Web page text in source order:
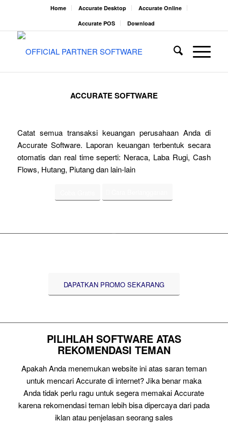
Home Accurate Desktop
Accurate Online
Accurate POS
Download
ACCURATE SOFTWARE
Catat semua transaksi keuangan perusahaan Anda di
Accurate Software. Laporan keuangan terbentuk secara
otomatis dan real time seperti: Neraca, Laba Rugi, Cash
Flows, Hutang, Piutang dan lain-lain
DAPATKAN PROMO SEKARANG
PILIHLAH SOFTWARE ATAS
REKOMENDASI TEMAN
Apakah Anda menemukan website ini atas saran teman
untuk mencari Accurate di internet? Jika benar maka
Anda tidak perlu ragu untuk segera memakai Accurate
karena rekomendasi teman lebih bisa dipercaya dari pada
iklan atau penjelasan seorang sales